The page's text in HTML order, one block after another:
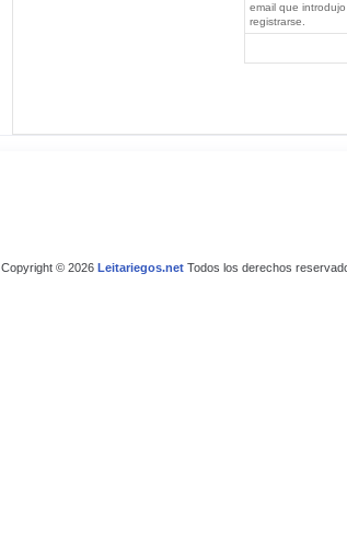
email que
registrarse.
Copyright © 2026 Leitariegos.netTodos los derechos